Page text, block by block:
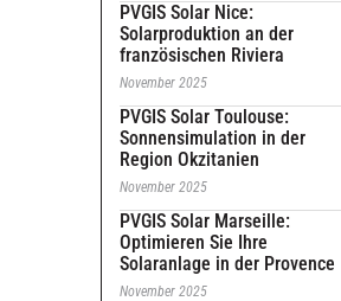
PVGIS Solar Nice:
Solarproduktion an der
französischen Riviera
November 2025
PVGIS Solar Toulouse:
Sonnensimulation in der
Region Okzitanien
November 2025
PVGIS Solar Marseille:
Optimieren Sie Ihre
Solaranlage in der Provence
November 2025